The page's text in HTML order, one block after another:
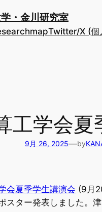
・金川研究室
Twitter/X (個
工学会夏
9月 26, 2025—by
会夏季学生講演会 (9月
スター発表しました。